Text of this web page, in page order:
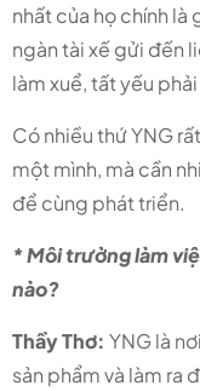
nhất của họ chính là
ngàn tài xế gửi đến
làm xuể, tất yếu
Có nhiều thứ YNG
một mình, mà cần
để cùng phát triển.
* Môi trường làm
nào?
Thầy Thơ: YNG là
sản phẩm và làm ra